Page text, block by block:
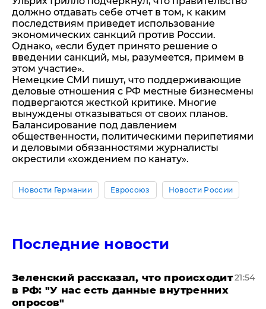
должно отдавать себе отчет в том, к каким
последствиям приведет использование
экономических санкций против России.
Однако, «если будет принято решение о
введении санкций, мы, разумеется, примем в
этом участие».
Немецкие СМИ пишут, что поддерживающие
деловые отношения с РФ местные бизнесмены
подвергаются жесткой критике. Многие
вынуждены отказываться от своих планов.
Балансирование под давлением
общественности, политическими перипетиями
и деловыми обязанностями журналисты
окрестили «хождением по канату».
Новости Германии Евросоюз Новости России
Последние новости
​Зеленский рассказал, что происходит
в РФ: "У нас есть данные внутренних
опросов"
21:54